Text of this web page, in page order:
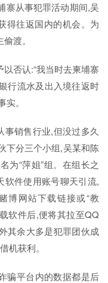
寨从事犯罪活动期间,吴
得往返国内的机会。为
渡。
否认:“我当时去柬埔寨
行流水及出入境往返时
。
销售行业,但没过多久
下分三个小组,吴某和陈
为“萍姐”组。在组长之
软件使用账号聊天引流,
博网站下载链接或“教
软件后,便将其拉至QQ
其余大多是犯罪团伙成
机获利。
骗平台内的数据都是后